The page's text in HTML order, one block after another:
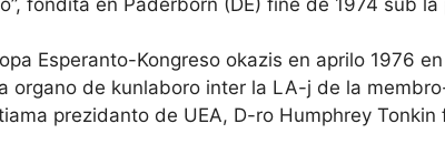
Esperanto-Kongreso okazis en aprilo 1976
organo de kunlaboro inter la LA-j de la
prezidanto de UEA, D-ro Humphrey